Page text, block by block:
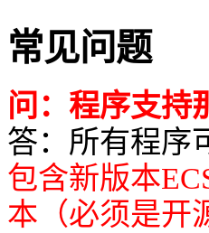
常见问题
问：程序支持
答：所有程序
包含新版本
本（必须是开